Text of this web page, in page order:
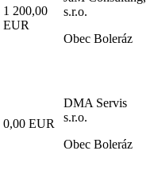
1 200,00
EUR
s.r.o.
Obec Boleráz
0,00 EUR
DMA Servis
s.r.o.
Obec Boleráz